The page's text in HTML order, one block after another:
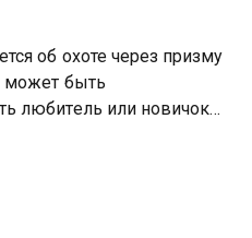
об охоте через призму
может быть
любитель или новичок
меняться, охоты -
series Охоты и охотники